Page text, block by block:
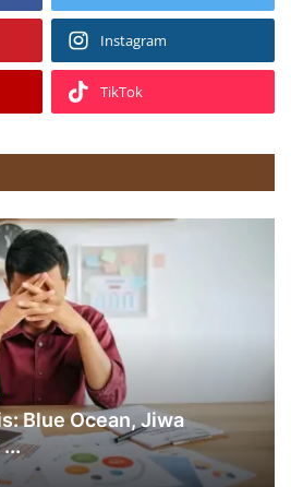
Instagram
TikTok
Blue Ocean, Jiwa